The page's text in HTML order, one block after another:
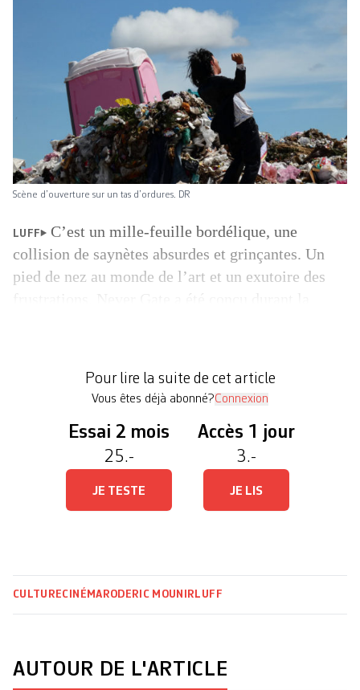
Scène d’ouverture sur un tas d’ordures. DR
LUFF
C’est un mille-feuille bordélique, une
collision de saynètes absurdes et grinçantes. Un
pied de nez au monde de l’art et un exutoire des
salle Paderewski. […]
Pour lire la suite de cet article
Vous êtes déjà abonné?Connexion
Essai 2 mois
25.-
JE TESTE
Accès 1 jour
3.-
JE LIS
CULTURECINÉMA RODERIC MOUNIR LUFF
AUTOUR DE L'ARTICLE